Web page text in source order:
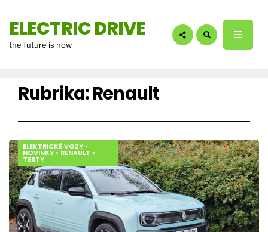
ELECTRIC DRIVE
the future is now
Rubrika:Renault
ELEKTRICKÉ VOZY •
NOVINKY • RENAULT •
TESTY